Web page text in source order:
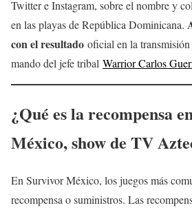
Twitter e Instagram, sobre el nombre y
en las playas de República Dominicana.
con el resultado oficial en la
mando del jefe tribal Warrior Carlos
¿Qué es la recompensa
México, show de TV
En Survivor México, los juegos más
recompensa o suministros. Las